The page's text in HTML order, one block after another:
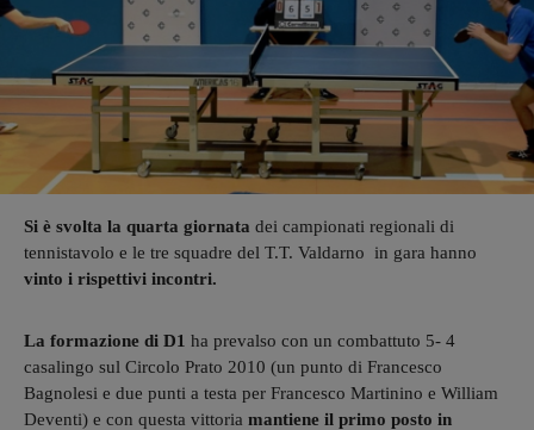
Si è svolta la quarta giornata dei campionati regionali di
tennistavolo e le tre squadre del T.T. Valdarno in gara hanno
vinto i rispettivi incontri.
La formazione di D1 ha prevalso con un combattuto 5- 4
casalingo sul Circolo Prato 2010 (un punto di Francesco
Bagnolesi e due punti a testa per Francesco Martinino e William
Deventi) e con questa vittoria mantiene il primo posto in